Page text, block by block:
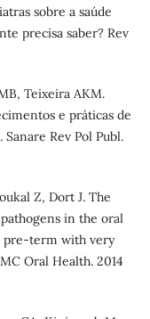
sobre a saúde
precisa saber? Rev
Teixeira AKM.
e práticas de
Rev Pol Publ.
Z, Dort J. The
in the oral
pre-term with very
Oral Health. 2014